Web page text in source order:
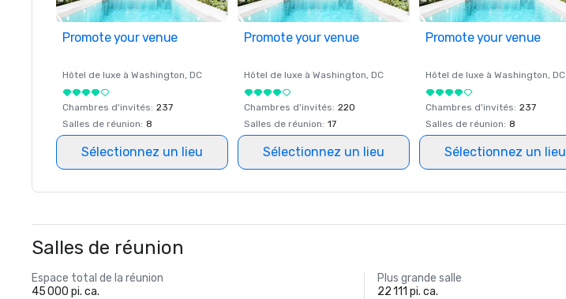
Promote your venue
Hôtel de luxe à Washington, DC
Chambres d'invités: 237
Salles de réunion: 8
Sélectionnez un lieu
Promote your venue
Hôtel de luxe à Washington, DC
Chambres d'invités: 220
Salles de réunion: 17
Sélectionnez un lieu
Promote your venue
Hôtel de luxe à Washington, DC
Chambres d'invités: 237
Salles de réunion: 8
Sélectionnez un lieu
Salles de réunion
Espace total de la réunion
45 000 pi. ca.
Plus grande salle
22 111 pi. ca.